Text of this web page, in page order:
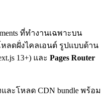
ที่ทำงานเฉพาะบน
ลดฝั่งไคลเอนต์ รูปแบบด้าน
13+) และ Pages Router
ละโหลด CDN bundle พร้อม